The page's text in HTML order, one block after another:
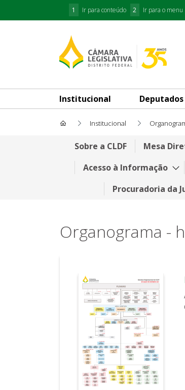
1 Ir para conteúdo 2 Ir para o menu
Institucional Deputados
Institucional
Organograma da Casa
Sobre a CLDF Mesa
Acesso à Informação
Procuradoria da
Organograma -